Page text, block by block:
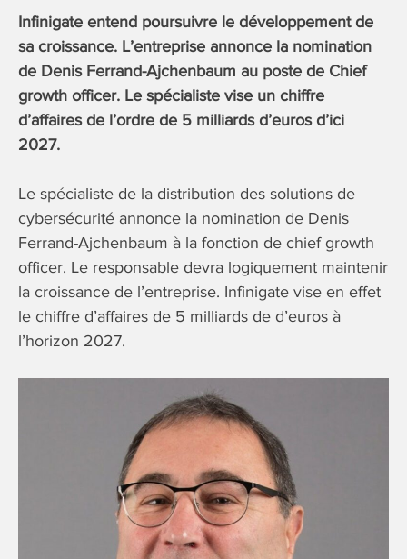
Infinigate entend poursuivre le développement de
sa croissance. L’entreprise annonce la nomination
de Denis Ferrand-Ajchenbaum au poste de Chief
growth officer. Le spécialiste vise un chiffre
d’affaires de l’ordre de 5 milliards d’euros d’ici
2027.
Le spécialiste de la distribution des solutions de
cybersécurité annonce la nomination de Denis
Ferrand-Ajchenbaum à la fonction de chief growth
officer. Le responsable devra logiquement maintenir
la croissance de l’entreprise. Infinigate vise en effet
le chiffre d’affaires de 5 milliards de d’euros à
l’horizon 2027.